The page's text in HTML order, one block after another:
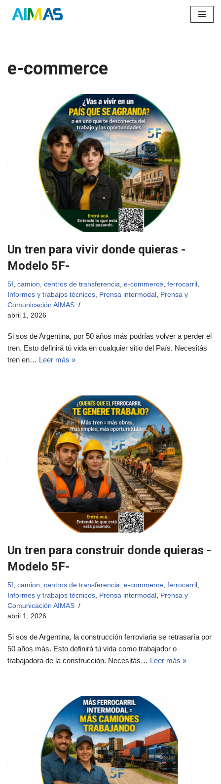
e-commerce
Un tren para vivir donde quieras -
Modelo 5F-
5f camion centros de transferencia e-commerce ferrocarril
Informes y trabajos técnicos Prensa intermodal Prensa y
Comunicación AIMAS
abril 1, 2026
Si sos de Argentina, por 50 años más podrías volver a perder el
tren. Esto definirá tú vida en cualquier sitio del País. Necesitás
tren en… Leer más »
Un tren para construir donde quieras -
Modelo 5F-
5f, camion, centros de transferencia, e-commerce, ferrocarril ,
Informes y trabajos técnicos, Prensa intermodal , Prensa y
Comunicación AIMAS
abril 1, 2026
Si sos de Argentina, la construcción ferroviaria se retrasaría por
50 años más. Esto definirá tú vida como trabajador o
trabajadora de la construcción. Necesitás… Leer más »